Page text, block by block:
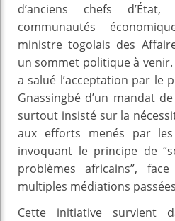
d’anciens chefs
communautés
ministre togolais des
un sommet politique à
a salué l’acceptation par le
Gnassingbé d’un mandat
surtout insisté sur la
aux efforts menés par les
invoquant le principe de
problèmes africains”,
multiples médiations
Cette initiative survient